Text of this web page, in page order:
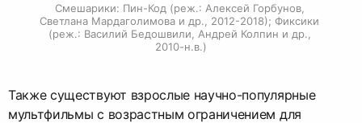
Смешарики: Пин-Код (реж.: Алексей Горбунов,
Светлана Мардаголимова и др., 2012-2018); Фиксики
(реж.: Василий Бедошвили, Андрей Колпин и др.,
2010-н.в.)
Также существуют взрослые научно-популярные
мультфильмы с возрастным ограничением для